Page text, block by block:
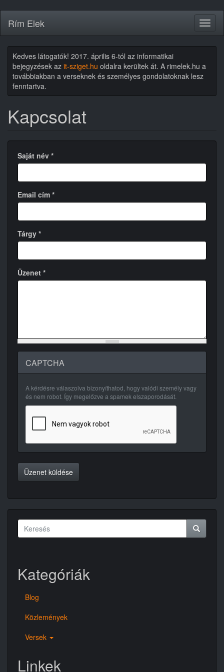
tartalomra
Rím Elek
Kedves látogatók! 2017. április 6-tól az informatikai
bejegyzések az it-sziget.hu oldalra kerültek át. A rimelek.hu a
továbbiakban a verseknek és személyes gondolatoknak lesz
fenntartva.
Kapcsolat
Saját név *
Email cím *
Tárgy *
Üzenet *
CAPTCHA
A kérdésre válaszolva bizonyíthatod, hogy valódi személy vagy
és nem robot. Így megelőzve a spamek elszaporodását.
Üzenet küldése
Keresés
űrlap
Kategóriák
Blog
Közlemények
Versek
Linkek